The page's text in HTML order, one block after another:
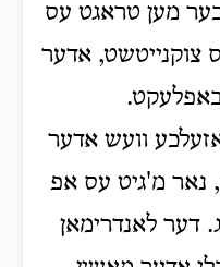
מען טראגט עס
צוקנייטשט, אדער
וועש אדער
נאר מ'גיט עס אפ
דער לאנדרימאן